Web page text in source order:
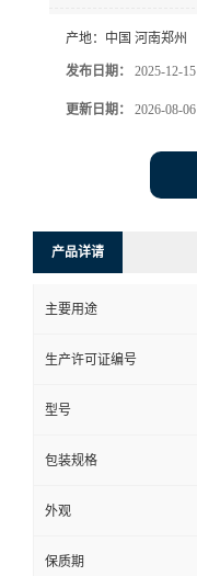
产地： 中国 河南郑州
发布日期： 2025-12-15
更新日期： 2026-08-06
产品详请
主要用途
生产许可证编号
型号
包装规格
外观
保质期